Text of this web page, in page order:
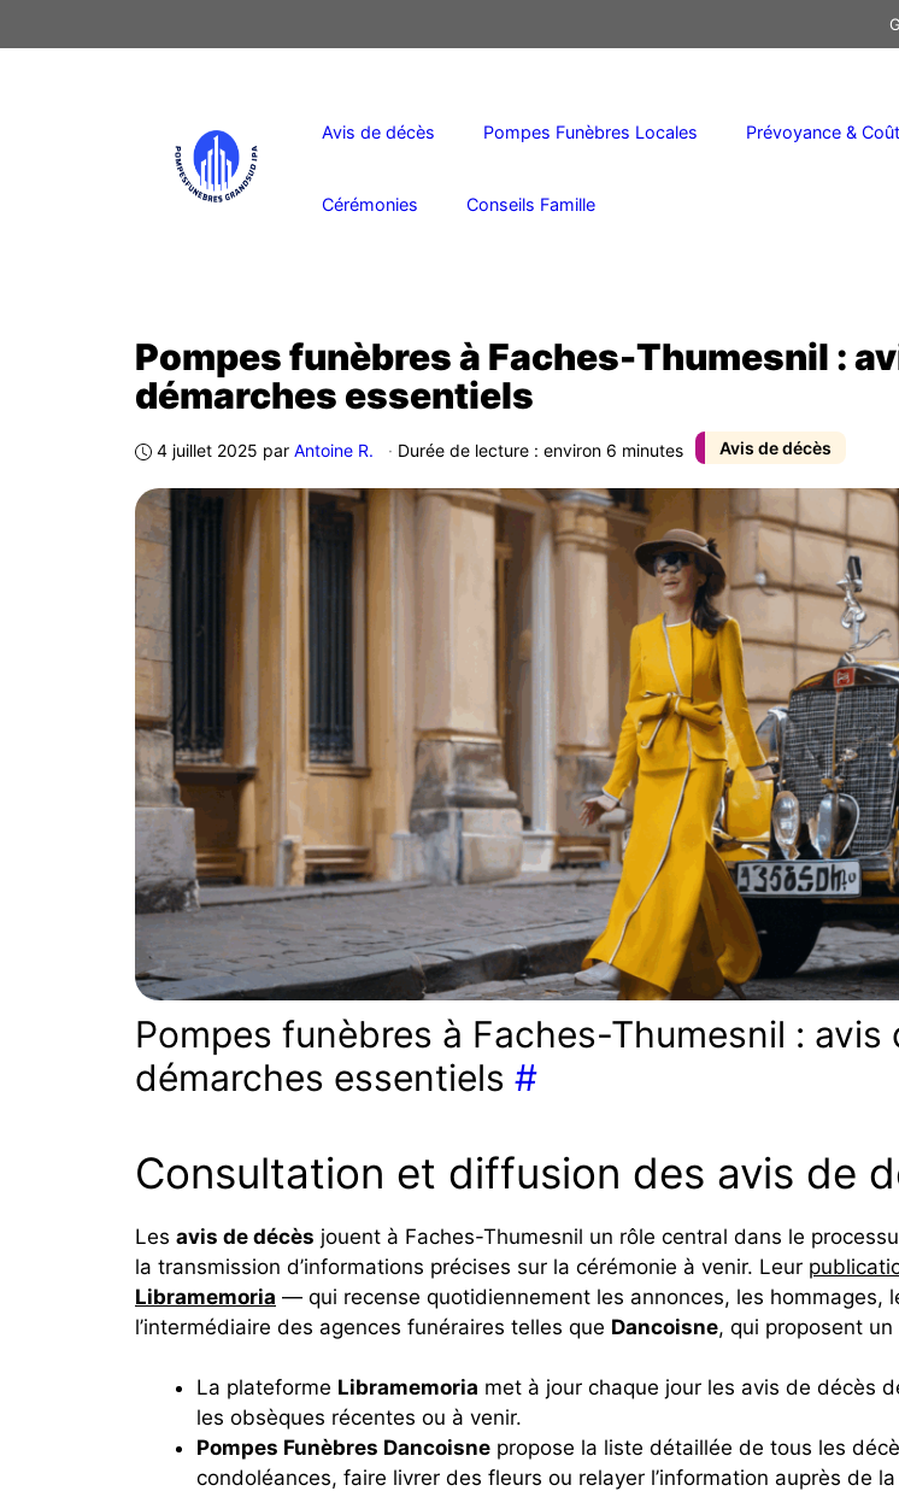
au
Avis de décès Pompes Funèbres Locales Prévoyance &
Cérémonies Conseils Famille
Avis de décès
Pompes funèbres à Faches-Thumesnil :
démarches essentiels
4 juillet 2025 par Antoine R. · Durée de lecture : environ 6 minutes
Pompes funèbres à Faches-Thumesnil :
démarches essentiels #
Consultation et diffusion des avis de
Les avis de décès jouent à Faches-Thumesnil un rôle central dans le
la transmission d’informations précises sur la cérémonie à venir. Leur
Libramemoria — qui recense quotidiennement les annonces, les
l’intermédiaire des agences funéraires telles que Dancoisne, qui proposent
La plateforme Libramemoria met à jour chaque jour les avis de décès
les obsèques récentes ou à venir.
Pompes Funèbres Dancoisne propose la liste détaillée de tous les
condoléances, faire livrer des fleurs ou relayer l’information auprès de